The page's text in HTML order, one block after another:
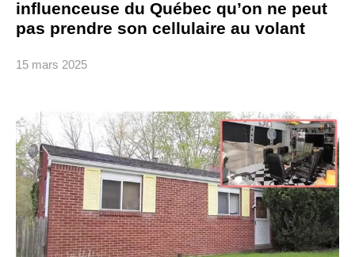
influenceuse du Québec qu’on ne peut
pas prendre son cellulaire au volant
15 mars 2025